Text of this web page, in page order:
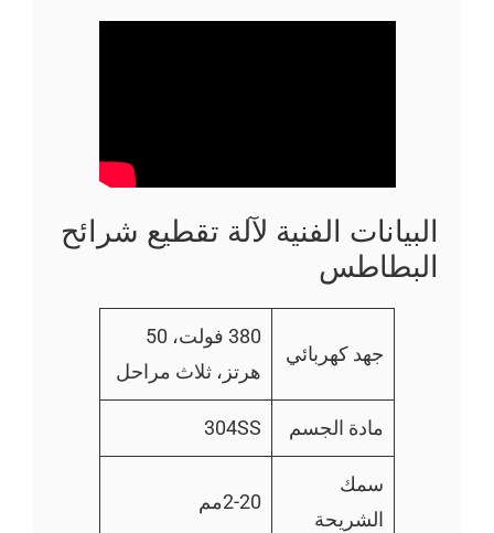
البيانات الفنية لآلة تقطيع شرائح
البطاطس
جهد كهربائي
380 فولت، 50
هرتز، ثلاث مراحل
مادة الجسم 304SS
سمك
الشريحة
2-20مم